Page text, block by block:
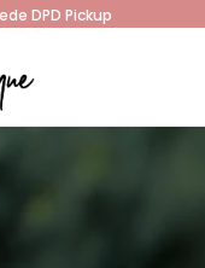
DPD Pickup